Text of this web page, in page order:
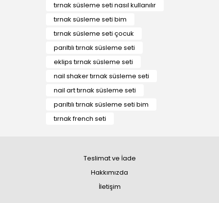
tırnak süsleme seti nasıl kullanılır
tırnak süsleme seti bim
tırnak süsleme seti çocuk
parıltılı tırnak süsleme seti
eklips tırnak süsleme seti
nail shaker tırnak süsleme seti
nail art tırnak süsleme seti
parıltılı tırnak süsleme seti bim
tırnak french seti
Teslimat ve İade
Hakkımızda
İletişim